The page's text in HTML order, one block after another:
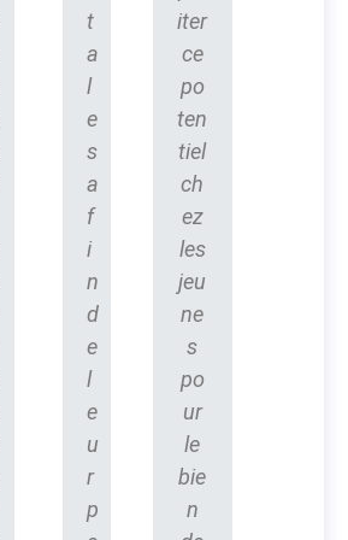
t
a
l
e
s
a
f
i
n
d
e
l
e
u
r
p
iter
ce
po
ten
tiel
ch
ez
les
jeu
ne
s
po
ur
le
bie
n